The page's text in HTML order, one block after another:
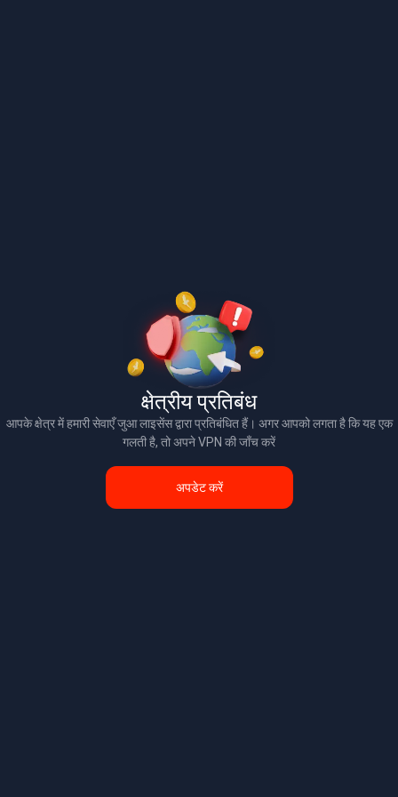
क्षेत्रीय प्रतिबंध
आपके क्षेत्र में हमारी सेवाएँ जुआ लाइसेंस द्वारा प्रतिबंधित हैं। अगर आपको लगता है कि यह एक
गलती है, तो अपने VPN की जाँच करें
अपडेट करें